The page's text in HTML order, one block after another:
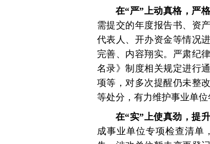
在“严”上动真格，严
需提交的年度报告书、资
代表人、开办资金等情况
完善、内容翔实。严肃纪
名录》制度相关规定进行
项等，对多次提醒仍未整
等处分，有力维护事业单位
在“实”上使真劲，提
成事业单位专项检查清单